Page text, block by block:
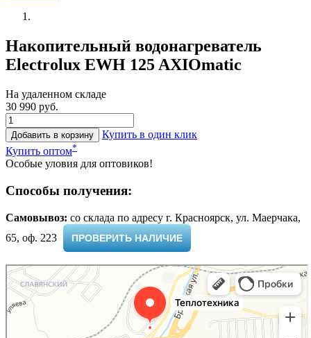
Накопительный водонагреватель
Electrolux EWH 125 AXIOmatic
На удаленном складе
30 990 руб.
Добавить в корзину
Купить в один клик
Купить оптом*
Особые уловия для оптовиков!
Способы получения:
Самовывоз: cо склада по адресу г. Красноярск, ул. Маерчака,
65, оф. 223 ​
ПРОВЕРИТЬ НАЛИЧИЕ